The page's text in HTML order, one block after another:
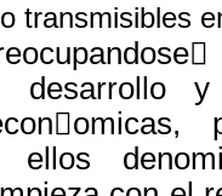
transmisibles
desarrollo
ellos